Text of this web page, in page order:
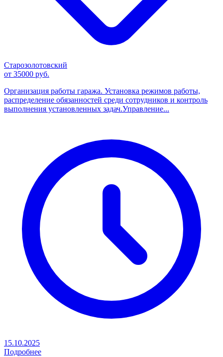
Старозолотовский
от 35000 руб.
Организация работы гаража. Установка режимов работы,
распределение обязанностей среди сотрудников и контроль
выполнения установленных задач.Управление...
15.10.2025
Подробнее